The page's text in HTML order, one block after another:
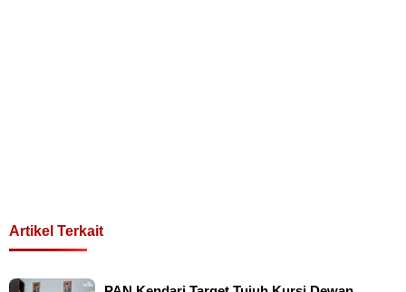
Artikel Terkait